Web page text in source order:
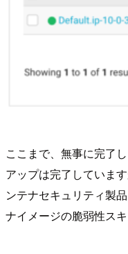
ここまで、無事に完了
アップは完了していま
ンテナセキュリティ製
ナイメージの脆弱性ス